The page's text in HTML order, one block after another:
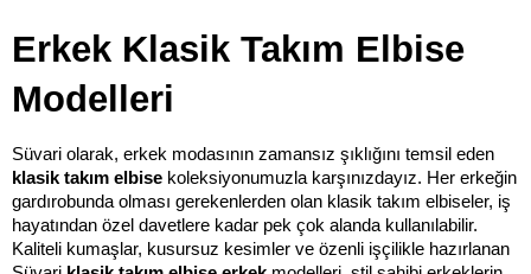
Erkek Klasik Takım Elbise
Modelleri
klasik takım elbise koleksiyonumuzla karşınızdayız. Her erkeğin
gardırobunda olması gerekenlerden olan klasik takım elbiseler, iş
hayatından özel davetlere kadar pek çok alanda kullanılabilir.
Kaliteli kumaşlar, kusursuz kesimler ve özenli işçilikle hazırlanan